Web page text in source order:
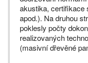
akustika, certifikace
apod.). Na druhou
poklesly počty
realizovaných
(masivní dřevěné